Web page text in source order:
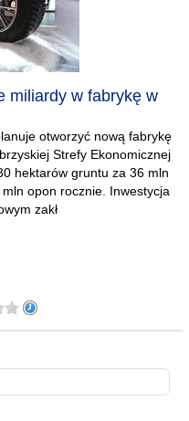
miliardy w fabrykę w
otworzyć nową fabrykę
Strefy Ekonomicznej
hektarów gruntu za 36 mln
opon rocznie. Inwestycja
zakł